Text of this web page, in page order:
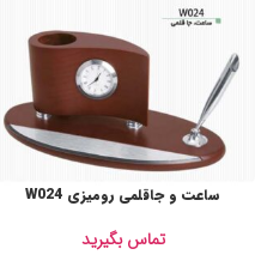
ساعت و جاقلمی رومیزی W024
تماس بگیرید